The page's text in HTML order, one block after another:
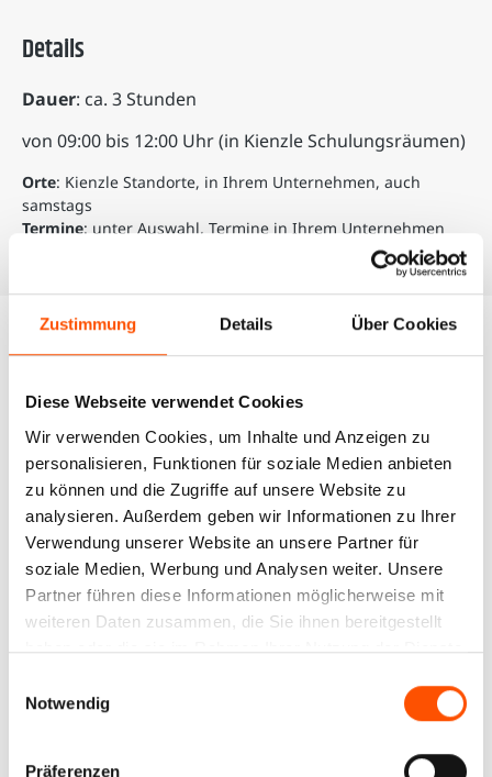
Zustimmung Details Über Cookies
Diese Webseite verwendet Cookies
Wir verwenden Cookies, um Inhalte und Anzeigen zu
personalisieren, Funktionen für soziale Medien anbieten
zu können und die Zugriffe auf unsere Website zu
analysieren. Außerdem geben wir Informationen zu Ihrer
Verwendung unserer Website an unsere Partner für
soziale Medien, Werbung und Analysen weiter. Unsere
Partner führen diese Informationen möglicherweise mit
weiteren Daten zusammen, die Sie ihnen bereitgestellt
haben oder die sie im Rahmen Ihrer Nutzung der Dienste
Notwendig
Präferenzen
Details
Dauer: ca. 3 Stunden
von 09:00 bis 12:00 Uhr (in Kienzle Schulungsräumen)
Orte: Kienzle Standorte, in Ihrem Unternehmen, auch
samstags
Termine: unter Auswahl, Termine in Ihrem Unternehmen
Auswahl unserer Schulungen
Kienzle